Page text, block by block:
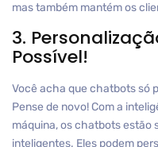
mas também mantém os
3.
Possível!
Você acha que chatbots só
Pense de novo! Com a
máquina, os chatbots estão
inteligentes. Eles podem